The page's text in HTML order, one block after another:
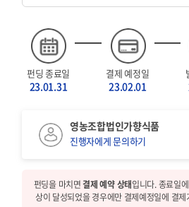
펀딩 종료일
23.01.31
결제 예정일
23.02.01
영농조합법인가향식품
진행자에게 문의하기
펀딩을 마치면결제 예약 상태입니다. 종료일
상이 달성되었을 경우에만 결제예정일에 결제